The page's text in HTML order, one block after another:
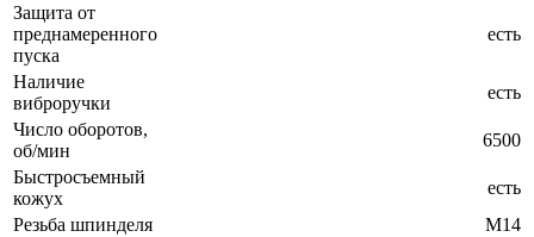
Защита от
преднамеренного
пуска
есть
Наличие
виброручки
есть
Число оборотов,
об/мин
6500
Быстросъемный
кожух
есть
Резьба шпинделя
М14